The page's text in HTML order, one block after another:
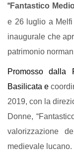
“Fantastico
e 26 luglio a
inaugurale che
patrimonio
Promosso dalla
Basilicata e
2019, con la
Donne,
valorizzazione
medievale lucano.